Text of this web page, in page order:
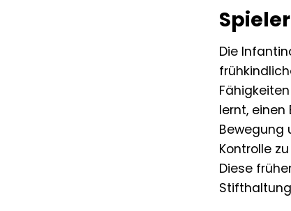
Die
lernt,
Bewegung
Kontrolle
Diese